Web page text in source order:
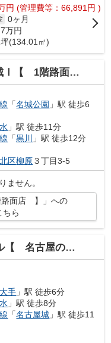
円 (管理費等：66,891円 )
0ヶ月
万円
(134.01㎡)
1階路面店 】
「名城公園 」駅 徒歩6
」駅 徒歩11分
「黒川 」駅 徒歩12分
区柳原３丁目3-5
ません。
路面店 】」への
ちら
事務所・貸オフィス 】
手 」駅 徒歩6分
」駅 徒歩8分
「名古屋城 」駅 徒歩11